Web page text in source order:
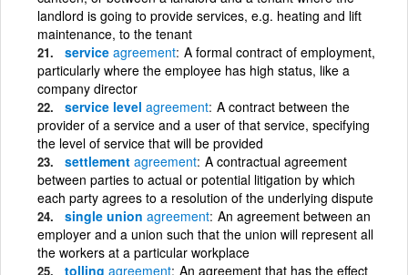
landlord is going to provide services, e.g. heating and lift
maintenance, to the tenant
service agreement A formal contract of employment,
particularly where the employee has high status, like a
company director
service level agreement A contract between the
provider of a service and a user of that service, specifying
the level of service that will be provided
settlement agreement A contractual agreement
between parties to actual or potential litigation by which
each party agrees to a resolution of the underlying dispute
single union agreement An agreement between an
employer and a union such that the union will represent all
the workers at a particular workplace
tolling agreement An agreement that has the effect